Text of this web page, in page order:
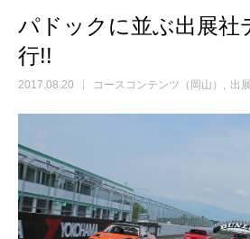
パドックに並ぶ出展社
行!!
2017.08.20 コースコンテンツ（岡山） 出